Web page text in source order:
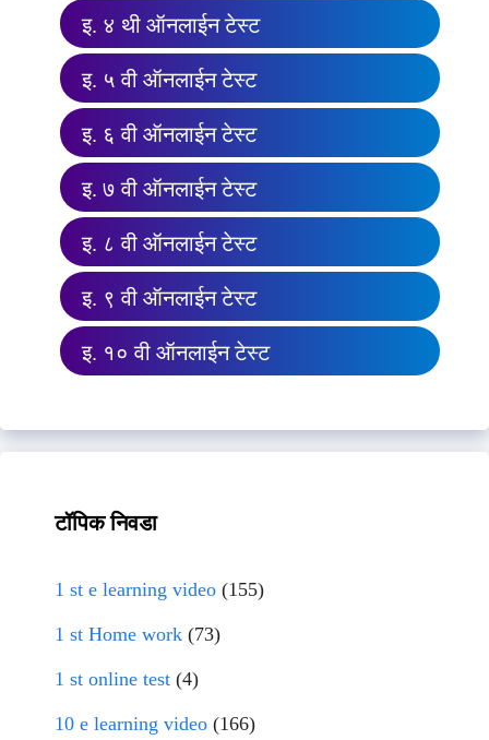
इ. ४ थी ऑनलाईन टेस्ट
इ. ५ वी ऑनलाईन टेस्ट
इ. ६ वी ऑनलाईन टेस्ट
इ. ७ वी ऑनलाईन टेस्ट
इ. ८ वी ऑनलाईन टेस्ट
इ. ९ वी ऑनलाईन टेस्ट
इ. १० वी ऑनलाईन टेस्ट
टॉपिक निवडा
1 st e learning video (155)
1 st Home work (73)
1 st online test (4)
10 e learning video (166)